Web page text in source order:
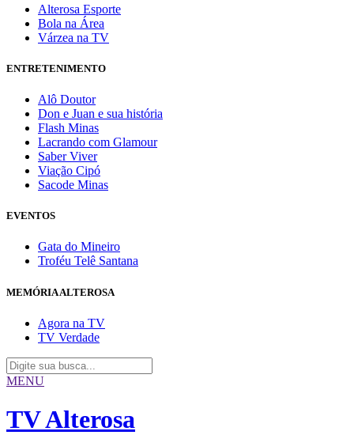
Alterosa Esporte
Bola na Área
Várzea na TV
ENTRETENIMENTO
Alô Doutor
Don e Juan e sua história
Flash Minas
Lacrando com Glamour
Saber Viver
Viação Cipó
Sacode Minas
EVENTOS
Gata do Mineiro
Troféu Telê Santana
MEMÓRIA ALTEROSA
Agora na TV
TV Verdade
MENU
TV Alterosa